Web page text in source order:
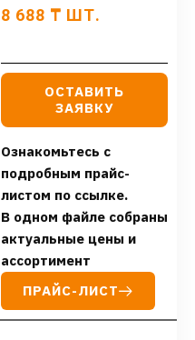
8 688 ₸ ШТ.
ОСТАВИТЬ
ЗАЯВКУ
Ознакомьтесь с
подробным прайс-
листом по ссылке.
В одном файле собраны
актуальные цены и
ассортимент
ПРАЙС-ЛИСТ